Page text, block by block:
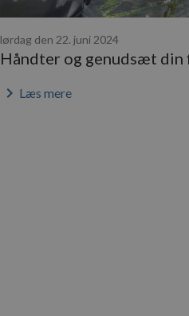
lørdag den 22. juni 2024
Håndter og genudsæt
keyboard_arrow_right Læs mere